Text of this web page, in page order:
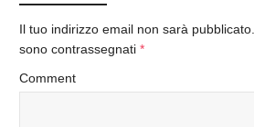
Il tuo indirizzo email non sarà pubblicato.
sono contrassegnati *
Comment